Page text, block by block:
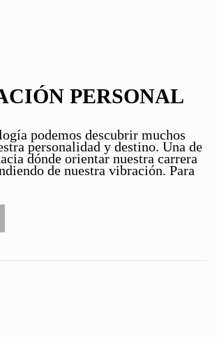
PERSONAL
podemos descubrir muchos
personalidad y destino. Una de
dónde orientar nuestra carrera
de nuestra vibración. Para